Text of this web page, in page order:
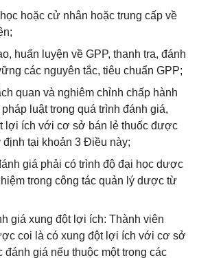
hoặc cử nhân hoặc trung cấp về
huấn luyện về GPP, thanh tra, đánh
các nguyên tắc, tiêu chuẩn GPP;
quan và nghiêm chỉnh chấp hành
luật trong quá trình đánh giá,
lợi ích với cơ sở bán lẻ thuốc được
định tại khoản 3 Điều này;
giá phải có trình độ đại học dược
trong công tác quản lý dược từ
giá xung đột lợi ích: Thành viên
coi là có xung đột lợi ích với cơ sở
đánh giá nếu thuộc một trong các